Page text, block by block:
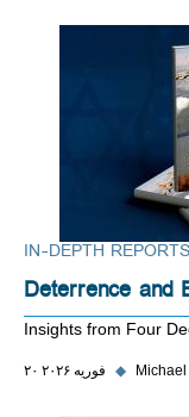
IN-DEPTH REPORTS
Deterrence and
Insights from Four
۲۰ فوریه ۲۰۲۶ ◆